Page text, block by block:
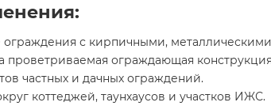
с кирпичными,
проветриваемая ограждающая
частных и дачных ограждений.
коттеджей, таунхаусов и участков ИЖС.